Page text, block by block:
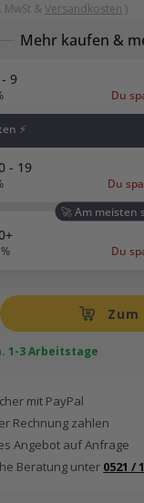
MwSt &Versandkosten )
Mehr kaufen &
9
Du
⚡
- 19
Du
🚀 Am meisten
Du
Zum
1-3 Arbeitstage
mit PayPal
Rechnung zahlen
Angebot auf Anfrage
Beratung unter 0521 /